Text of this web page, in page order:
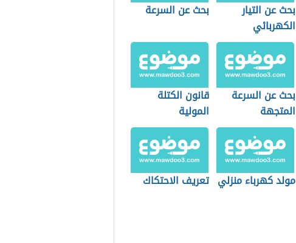
بحث عن التيار
الكهربائي
بحث عن السرعة
بحث عن السرعة
المتجهة
قانون الكتلة
المولية
مولد كهرباء منزلي تعريف الاحتكاك